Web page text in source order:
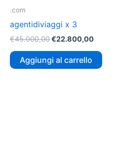
.com
agentidiviaggi x 3
€45.000,00€22.800,00
Aggiungi al carrello